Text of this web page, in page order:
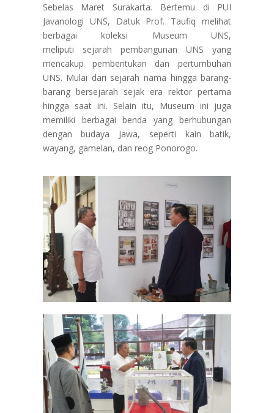
Sebelas Maret Surakarta. Bertemu di PUI
Javanologi UNS, Datuk Prof. Taufiq melihat
berbagai koleksi Museum UNS,
meliputi sejarah pembangunan UNS yang
mencakup pembentukan dan pertumbuhan
UNS. Mulai dari sejarah nama hingga barang-
barang bersejarah sejak era rektor pertama
hingga saat ini. Selain itu, Museum ini juga
memiliki berbagai benda yang berhubungan
denganbudaya Jawa, seperti kain batik,
wayang, gamelan, dan reog Ponorogo.